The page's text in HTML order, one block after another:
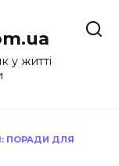
у житті
ПОРАДИ ДЛЯ